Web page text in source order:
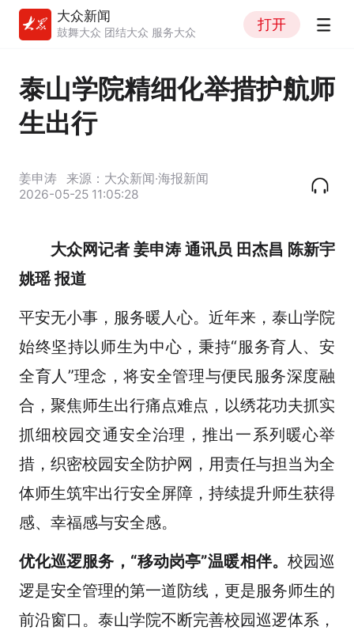
大众新闻
鼓舞大众 团结大众 服务大众
打开
泰山学院精细化举措护航师
生出行
姜申涛
来源：大众新闻·海报新闻
2026-05-25 11:05:28
大众网记者 姜申涛 通讯员 田杰昌 陈新宇
姚瑶 报道
平安无小事，服务暖人心。近年来，泰山学院
始终坚持以师生为中心，秉持“服务育人、安
全育人”理念，将安全管理与便民服务深度融
合，聚焦师生出行痛点难点，以绣花功夫抓实
抓细校园交通安全治理，推出一系列暖心举
措，织密校园安全防护网，用责任与担当为全
体师生筑牢出行安全屏障，持续提升师生获得
感、幸福感与安全感。
优化巡逻服务，“移动岗亭”温暖相伴。 校园巡
逻是安全管理的第一道防线，更是服务师生的
前沿窗口。泰山学院不断完善校园巡逻体系，